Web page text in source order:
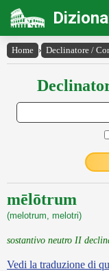
Home › Declinatore /
mēlōtrum
(melotrum, melotri)
sostantivo neutro II
Vedi la traduzione di